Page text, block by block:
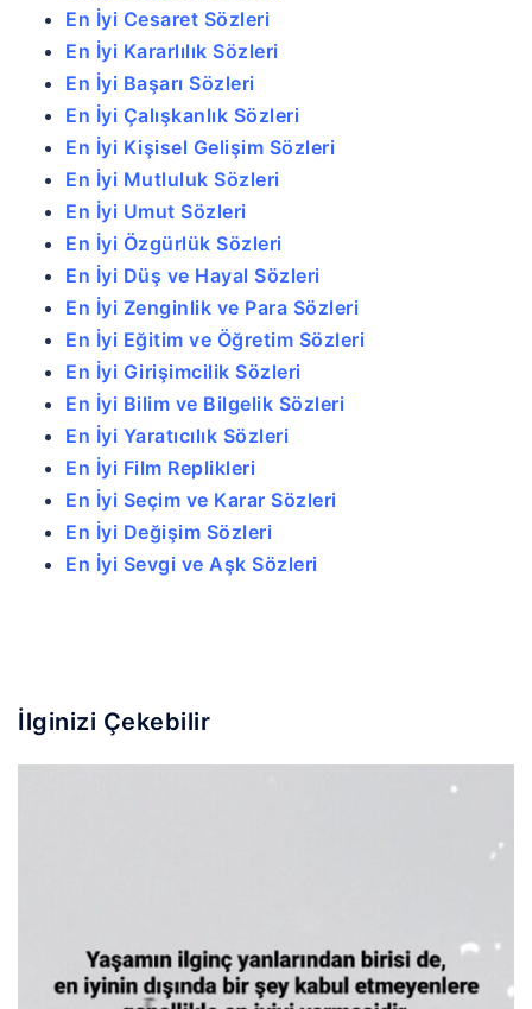
En İyi Cesaret Sözleri
En İyi Kararlılık Sözleri
En İyi Başarı Sözleri
En İyi Çalışkanlık Sözleri
En İyi Kişisel Gelişim Sözleri
En İyi Mutluluk Sözleri
En İyi Umut Sözleri
En İyi Özgürlük Sözleri
En İyi Düş ve Hayal Sözleri
En İyi Zenginlik ve Para Sözleri
En İyi Eğitim ve Öğretim Sözleri
En İyi Girişimcilik Sözleri
En İyi Bilim ve Bilgelik Sözleri
En İyi Yaratıcılık Sözleri
En İyi Film Replikleri
En İyi Seçim ve Karar Sözleri
En İyi Değişim Sözleri
En İyi Sevgi ve Aşk Sözleri
İlginizi Çekebilir